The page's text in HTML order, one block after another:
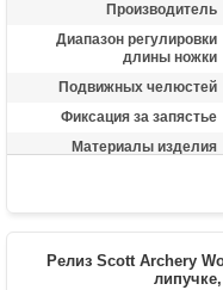
Производитель
Диапазон регулировки
длины ножки
Подвижных челюстей
Фиксация за запястье
Материалы изделия
Релиз Scott Archery